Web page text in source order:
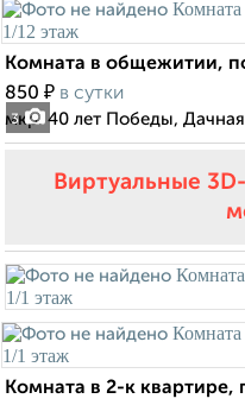
3
Комната в общежитии,
850 ₽ в сутки
мкр. 40 лет Победы,
Виртуальные
Комната в 2-к квартире,